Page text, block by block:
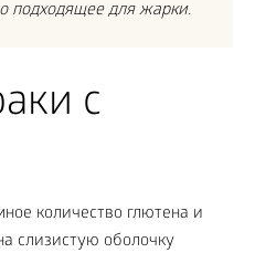
подходящее для жарки.
с
количество глютена и
слизистую оболочку